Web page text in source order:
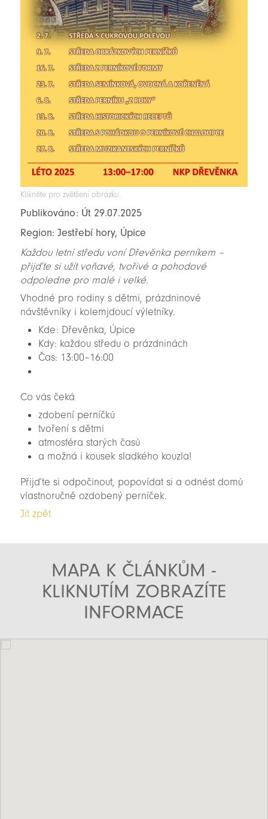
Klikněte pro zvětšení obrázku.
Publikováno: Út 29.07.2025
Region: Jestřebí hory, Úpice
Každou letní středu voní Dřevěnka perníkem –
přijďte si užít voňavé, tvořivé a pohodové
odpoledne pro malé i velké.
Vhodné pro rodiny s dětmi, prázdninové
návštěvníky i kolemjdoucí výletníky.
Kde: Dřevěnka, Úpice
Kdy: každou středu o prázdninách
Čas: 13:00–16:00
Co vás čeká
zdobení perníčků
tvoření s dětmi
atmosféra starých časů
a možná i kousek sladkého kouzla!
Přijďte si odpočinout, popovídat si a odnést domů
vlastnoručně ozdobený perníček.
Jít zpět
MAPA K ČLÁNKŮM -
KLIKNUTÍM ZOBRAZÍTE
INFORMACE